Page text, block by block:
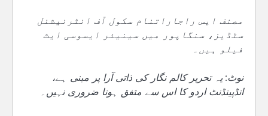
مصنف ایس راجاراتنام سکول آف انٹرنیشنل
سٹڈیز، سنگاپور میں سینیئر ایسوسی ایٹ
فیلو ہیں۔
نوٹ: یہ تحریر کالم نگار کی ذاتی آرا پر مبنی ہے،
انڈپینڈنٹ اردو کا اس سے متفق ہونا ضروری نہیں۔